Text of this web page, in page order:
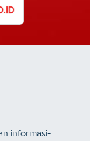
informasi-